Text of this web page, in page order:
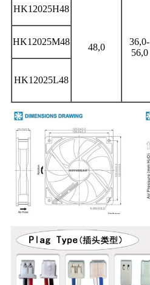
HK12025H48
48,0
36,0-
56,0
HK12025M48
HK12025L48